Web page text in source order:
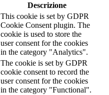
Descrizione
This cookie is set by GDPR
Cookie Consent plugin. The
cookie is used to store the
user consent for the cookies
in the category "Analytics".
The cookie is set by GDPR
cookie consent to record the
user consent for the cookies
in the category "Functional".